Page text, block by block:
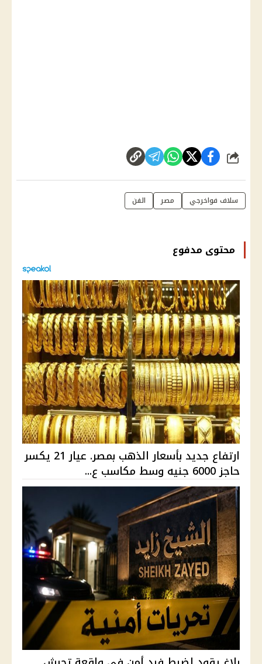
شارك
سلاف فواخرجي مصر الفن
محتوى مدفوع
ارتفاع جديد بأسعار الذهب بمصر. عيار 21 يكسر
حاجز 6000 جنيه وسط مكاسب ع...